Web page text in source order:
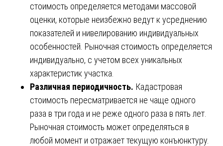
стоимость определяется методами массовой
оценки, которые неизбежно ведут к усреднению
показателей и нивелированию индивидуальных
особенностей. Рыночная стоимость определяется
индивидуально, с учетом всех уникальных
характеристик участка.
Различная периодичность. Кадастровая
стоимость пересматривается не чаще одного
раза в три года и не реже одного раза в пять лет.
Рыночная стоимость может определяться в
любой момент и отражает текущую конъюнктуру.